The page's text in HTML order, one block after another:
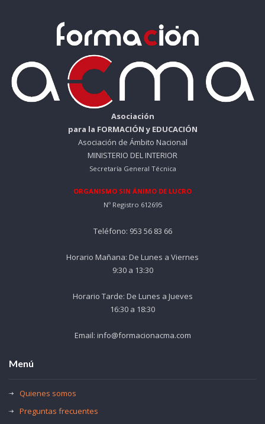
Asociación
para la FORMACIÓN y EDUCACIÓN
Asociación de Ámbito Nacional
MINISTERIO DEL INTERIOR
Secretaría General Técnica
ORGANISMO SIN ÁNIMO DE LUCRO
Nº Registro 612695
Teléfono: 953 56 83 66
Horario Mañana: De Lunes a Viernes
9:30 a 13:30
Horario Tarde: De Lunes a Jueves
16:30 a 18:30
Email: info@formacionacma.com
Menú
Quienes somos
Preguntas frecuentes